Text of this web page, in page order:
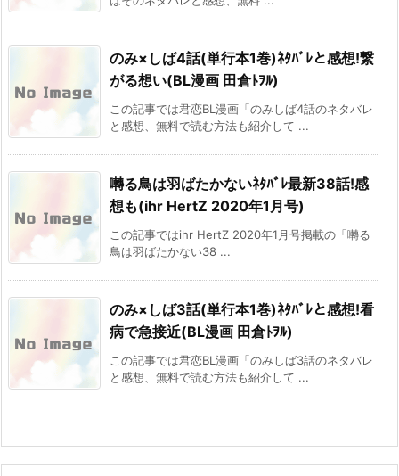
のみ×しば4話(単行本1巻)ﾈﾀﾊﾞﾚと感想!繋
がる想い(BL漫画 田倉ﾄｦﾙ)
この記事では君恋BL漫画「のみしば4話のネタバレ
と感想、無料で読む方法も紹介して ...
囀る鳥は羽ばたかないﾈﾀﾊﾞﾚ最新38話!感
想も(ihr HertZ 2020年1月号)
この記事ではihr HertZ 2020年1月号掲載の「囀る
鳥は羽ばたかない38 ...
のみ×しば3話(単行本1巻)ﾈﾀﾊﾞﾚと感想!看
病で急接近(BL漫画 田倉ﾄｦﾙ)
この記事では君恋BL漫画「のみしば3話のネタバレ
と感想、無料で読む方法も紹介して ...